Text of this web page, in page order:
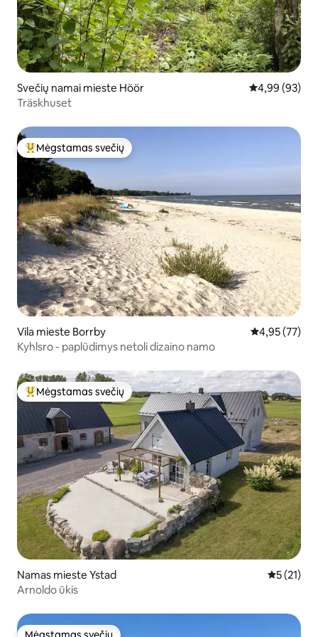
Svečių namai mieste Höör Vidutinis
4,99 (93)
Träskhuset
Svečių mėgstamiausias
Mėgstamas svečių
Vila mieste Borrby Vidutinis
4,95 (77)
Kyhlsro - paplūdimys netoli dizaino namo
Svečių mėgstamiausias
Mėgstamas svečių
Namas mieste Ystad Vidutinis
5 (21)
Arnoldo ūkis